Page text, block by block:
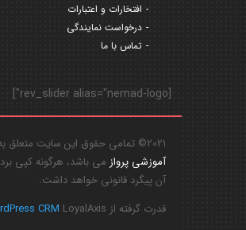
افتخارات و اعتبارات
درخواست نمایندگی
تماس با ما
[rev_slider alias="nemad-logo"]
2021© تمامی حقوق این سایت متعلق به
آموزشی پرواز می باشد، هرگونه کپی
آن پیگرد قانونی خواهد داشت.
قدرت گرفته از
CRM LoyalAxis